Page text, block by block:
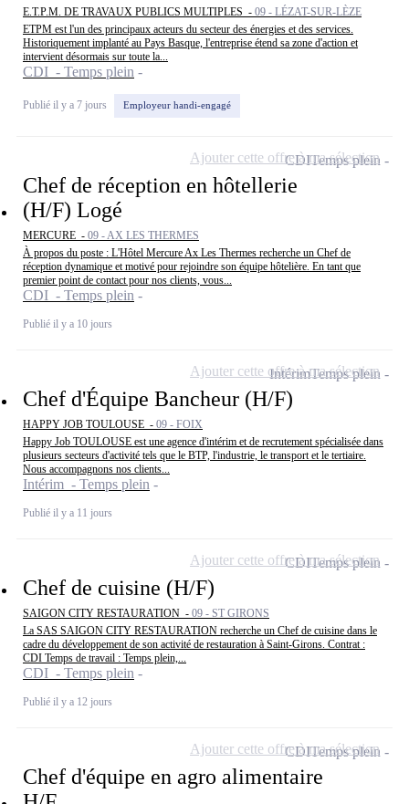
E.T.P.M. DE TRAVAUX PUBLICS MULTIPLES - 09 - LÉZAT-SUR-LÈZE
ETPM est l'un des principaux acteurs du secteur des énergies et des services.
Historiquement implanté au Pays Basque, l'entreprise étend sa zone d'action et
intervient désormais sur toute la...
CDI - Temps plein
Publié il y a 7 jours Employeur handi-engagé
Chef de réception en hôtellerie
(H/F) Logé
MERCURE - 09 - AX LES THERMES
À propos du poste : L'Hôtel Mercure Ax Les Thermes recherche un Chef de
réception dynamique et motivé pour rejoindre son équipe hôtelière. En tant que
premier point de contact pour nos clients, vous...
CDI - Temps plein
Publié il y a 10 jours
CDITemps plein
Ajouter cette offre à ma sélection
Chef d'Équipe Bancheur (H/F)
HAPPY JOB TOULOUSE - 09 - FOIX
Happy Job TOULOUSE est une agence d'intérim et de recrutement spécialisée dans
plusieurs secteurs d'activité tels que le BTP, l'industrie, le transport et le tertiaire.
Nous accompagnons nos clients...
Intérim - Temps plein
Publié il y a 11 jours
IntérimTemps plein
Ajouter cette offre à ma sélection
Chef de cuisine (H/F)
SAIGON CITY RESTAURATION - 09 - ST GIRONS
La SAS SAIGON CITY RESTAURATION recherche un Chef de cuisine dans le
cadre du développement de son activité de restauration à Saint-Girons. Contrat :
CDI Temps de travail : Temps plein,...
CDI - Temps plein
Publié il y a 12 jours
CDITemps plein
Ajouter cette offre à ma sélection
Chef d'équipe en agro alimentaire
CDITemps plein
Ajouter cette offre à ma sélection